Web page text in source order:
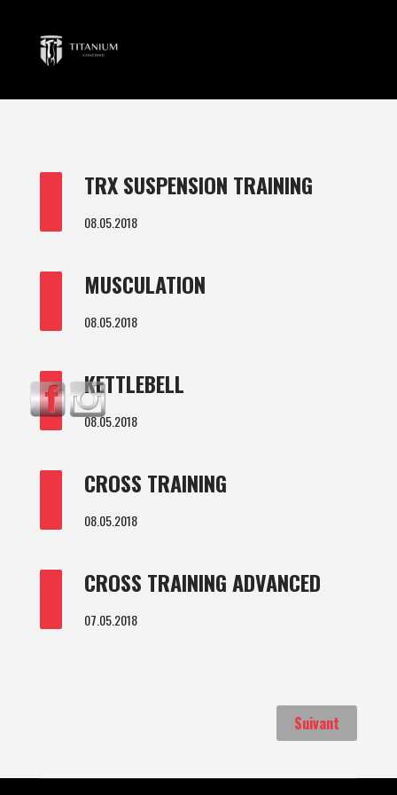
TRX SUSPENSION TRAINING
08.05.2018
MUSCULATION
08.05.2018
3 KETTLEBELL
08.05.2018
CROSS TRAINING
08.05.2018
CROSS TRAINING ADVANCED
07.05.2018
Suivant